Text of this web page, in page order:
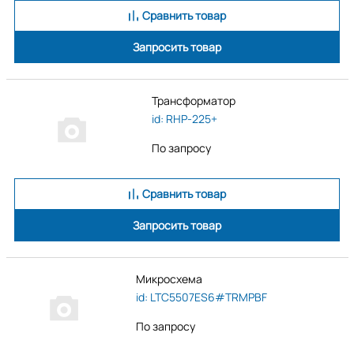
Сравнить товар
Запросить товар
Трансформатор
id: RHP-225+
По запросу
Сравнить товар
Запросить товар
Микросхема
id: LTC5507ES6#TRMPBF
По запросу